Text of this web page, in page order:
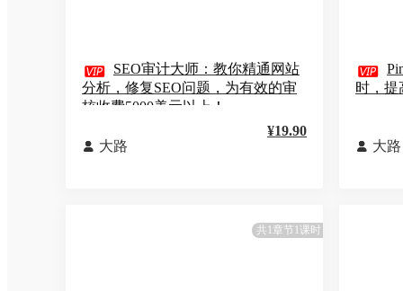
 SEO审计大师：教你精通网站
分析，修复SEO问题，为有效的审
核收费5000美元以上！
 大路
¥19.90

时，提
 大路
共1章节1课时